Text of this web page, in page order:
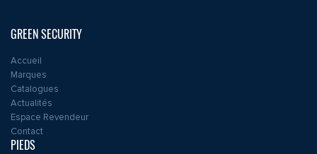
GREEN SECURITY
Accueil
Marques
Catalogues
Actualités
Espace Revendeur
Contact
PIEDS